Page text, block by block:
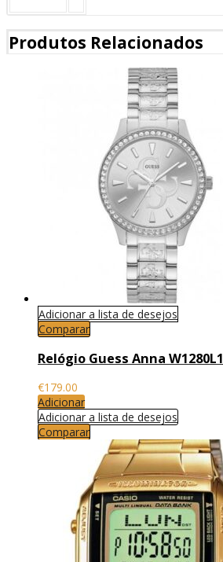
Produtos Relacionados
Adicionar a lista de desejos
Comparar
Relógio Guess Anna W1280L1
€179.00
Adicionar
Adicionar a lista de desejos
Comparar